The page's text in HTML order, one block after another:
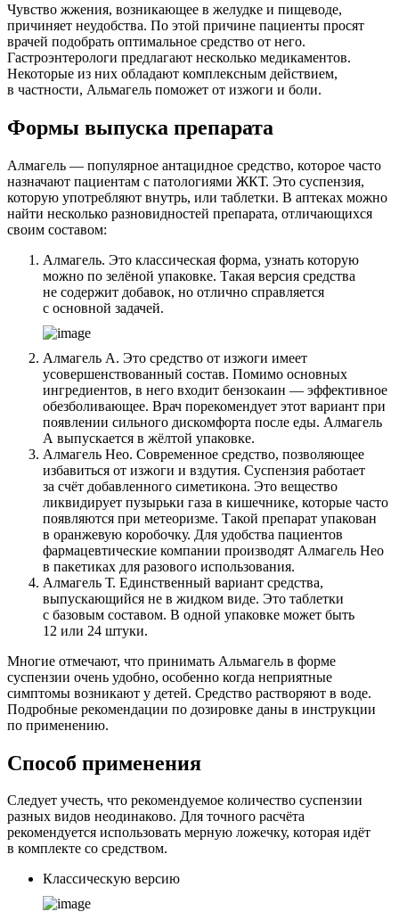
Чувство жжения, возникающее в желудке и пищеводе,
причиняет неудобства. По этой причине пациенты просят
врачей подобрать оптимальное средство от него.
Гастроэнтерологи предлагают несколько медикаментов.
Некоторые из них обладают комплексным действием,
в частности, Альмагель поможет от изжоги и боли.
Формы выпуска препарата
Алмагель — популярное антацидное средство, которое часто
назначают пациентам с патологиями ЖКТ. Это суспензия,
которую употребляют внутрь, или таблетки. В аптеках можно
найти несколько разновидностей препарата, отличающихся
своим составом:
Алмагель. Это классическая форма, узнать которую
можно по зелёной упаковке. Такая версия средства
не содержит добавок, но отлично справляется
с основной задачей.
Алмагель А. Это средство от изжоги имеет
усовершенствованный состав. Помимо основных
ингредиентов, в него входит бензокаин — эффективное
обезболивающее. Врач порекомендует этот вариант при
появлении сильного дискомфорта после еды. Алмагель
А выпускается в жёлтой упаковке.
Алмагель Нео. Современное средство, позволяющее
избавиться от изжоги и вздутия. Суспензия работает
за счёт добавленного симетикона. Это вещество
ликвидирует пузырьки газа в кишечнике, которые часто
появляются при метеоризме. Такой препарат упакован
в оранжевую коробочку. Для удобства пациентов
фармацевтические компании производят Алмагель Нео
в пакетиках для разового использования.
Алмагель Т. Единственный вариант средства,
выпускающийся не в жидком виде. Это таблетки
с базовым составом. В одной упаковке может быть
12 или 24 штуки.
Многие отмечают, что принимать Альмагель в форме
суспензии очень удобно, особенно когда неприятные
симптомы возникают у детей. Средство растворяют в воде.
Подробные рекомендации по дозировке даны в инструкции
по применению.
Способ применения
Следует учесть, что рекомендуемое количество суспензии
разных видов неодинаково. Для точного расчёта
рекомендуется использовать мерную ложечку, которая идёт
в комплекте со средством.
Классическую версию